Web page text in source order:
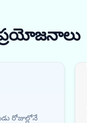
రోజుల్లోనే